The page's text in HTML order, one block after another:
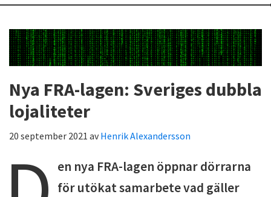
Nya FRA-lagen: Sveriges dubbla
lojaliteter
20 september 2021 avHenrik Alexandersson
en nya FRA-lagen öppnar dörrarna
för utökat samarbete vad gäller